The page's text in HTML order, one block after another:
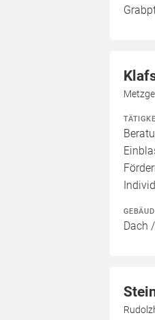
Dach